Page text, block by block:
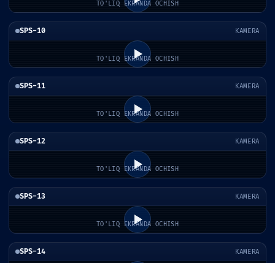
TO'LIQ EKRANDA OCHISH
SPS-10 KAMERA
TO'LIQ EKRANDA OCHISH
SPS-11 KAMERA
TO'LIQ EKRANDA OCHISH
SPS-12 KAMERA
TO'LIQ EKRANDA OCHISH
SPS-13 KAMERA
TO'LIQ EKRANDA OCHISH
SPS-14 KAMERA